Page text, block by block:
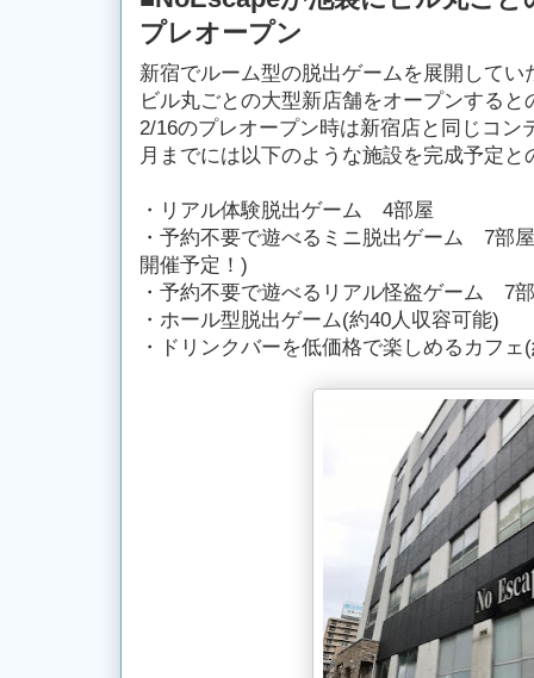
プレオープン
新宿でルーム型の脱出ゲームを展開してい
ビル丸ごとの大型新店舗をオープンすると
2/16のプレオープン時は新宿店と同じコン
月までには以下のような施設を完成予定と
・リアル体験脱出ゲーム 4部屋
・予約不要で遊べるミニ脱出ゲーム 7部
開催予定！)
・予約不要で遊べるリアル怪盗ゲーム 7
・ホール型脱出ゲーム(約40人収容可能)
・ドリンクバーを低価格で楽しめるカフェ